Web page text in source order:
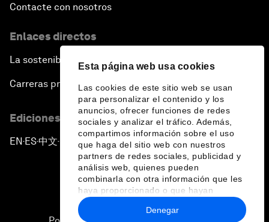
Esta página web usa cookies
Las cookies de este sitio web se usan
para personalizar el contenido y los
anuncios, ofrecer funciones de redes
sociales y analizar el tráfico. Además,
compartimos información sobre el uso
que haga del sitio web con nuestros
partners de redes sociales, publicidad y
análisis web, quienes pueden
combinarla con otra información que les
haya proporcionado o que hayan
recopilado a partir del uso que haya
hecho de sus servicios.
Denegar
Contacte con nosotros
Enlaces directos
La sostenibilidad en el Foro
Carreras profesionales
Ediciones en otros idiomas
EN ▪ES▪中文▪ 日本語